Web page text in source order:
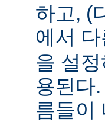
하고, (
에서 다
을 설
용된다
름들이